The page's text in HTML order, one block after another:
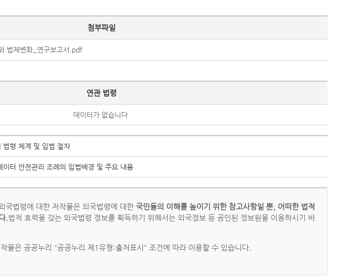
첨부파일
법제변화_연구보고서.pdf
연관 법령
데이터가 없습니다.
법령 체계 및 입법 절차
이터 안전관리 조례의 입법배경 및 주요 내용
국법령에 대한 저작물은 외국법령에 대한 국민들의 이해를 높이기 위한 참고사항일 뿐, 어떠한 법적
.법적 효력을 갖는 외국법령 정보를 획득하기 위해서는 외국정보 등 공인된 정보원을 이용하시기 바
물은 공공누리 "공공누리 제1유형:출처표시" 조건에 따라 이용할 수 있습니다.